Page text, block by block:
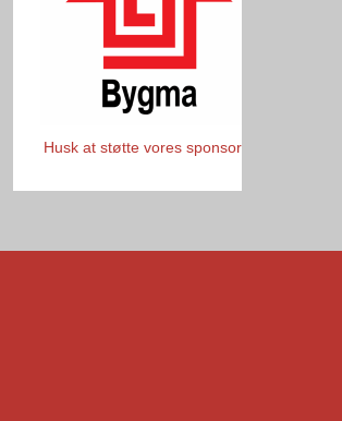
Husk at støtte vores sponsorer